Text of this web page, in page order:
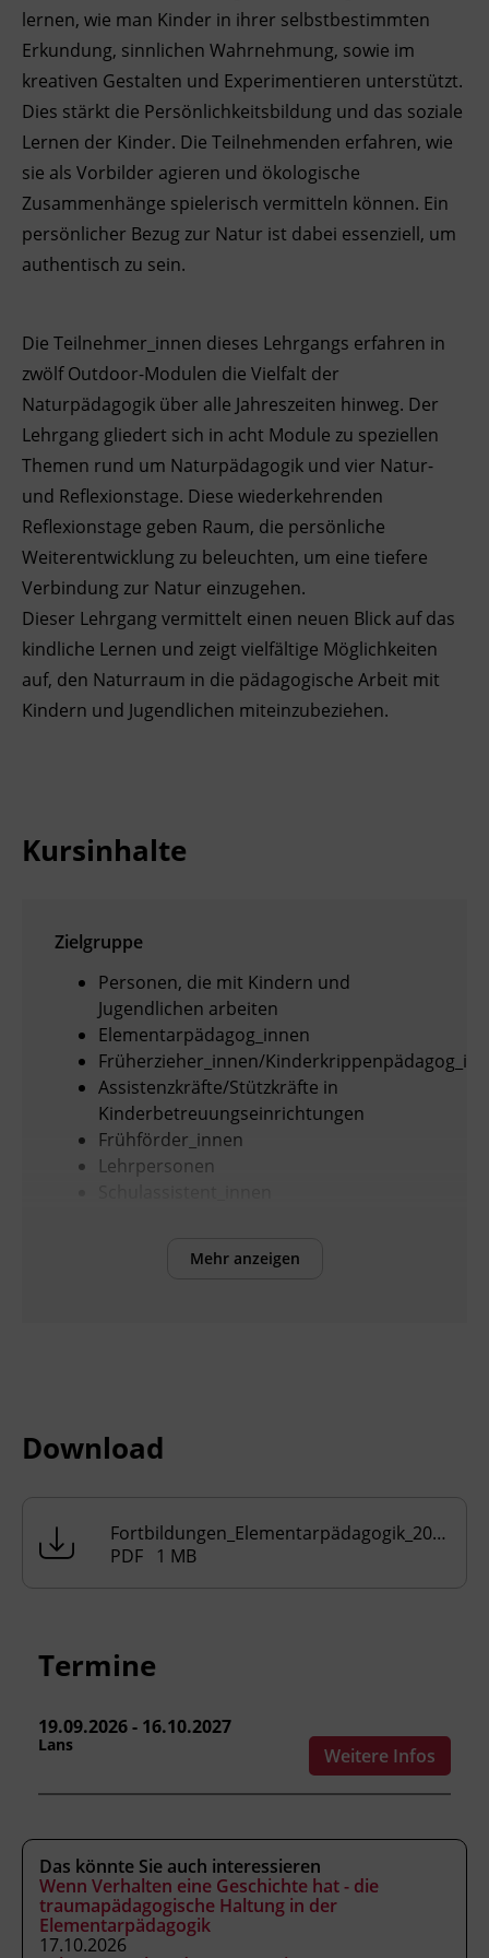
Ingenieurzertifizierung
Deutsch und Integration
Akademisches Studienzentrum
Digitales Lernen
BFI Reutte
BFI Schwaz
lernen, wie man Kinder in ihrer selbstbestimmten
Erkundung, sinnlichen Wahrnehmung, sowie im
kreativen Gestalten und Experimentieren unterstützt.
Dies stärkt die Persönlichkeitsbildung und das soziale
Lernen der Kinder. Die Teilnehmenden erfahren, wie
sie als Vorbilder agieren und ökologische
Zusammenhänge spielerisch vermitteln können. Ein
persönlicher Bezug zur Natur ist dabei essenziell, um
authentisch zu sein.
Die Teilnehmer_innen dieses Lehrgangs erfahren in
zwölf Outdoor-Modulen die Vielfalt der
Naturpädagogik über alle Jahreszeiten hinweg. Der
Lehrgang gliedert sich in acht Module zu speziellen
Themen rund um Naturpädagogik und vier Natur-
und Reflexionstage. Diese wiederkehrenden
Reflexionstage geben Raum, die persönliche
Weiterentwicklung zu beleuchten, um eine tiefere
Verbindung zur Natur einzugehen.
Dieser Lehrgang vermittelt einen neuen Blick auf das
kindliche Lernen und zeigt vielfältige Möglichkeiten
auf, den Naturraum in die pädagogische Arbeit mit
Kindern und Jugendlichen miteinzubeziehen.
Kursinhalte
Zielgruppe
Personen, die mit Kindern und
Jugendlichen arbeiten
Elementarpädagog_innen
Früherzieher_innen/
Assistenzkräfte/Stützkräfte in
Kinderbetreuungseinrichtungen
Frühförder_innen
Lehrpersonen
Interessierte
Grundlagen der Naturpädagogik -
Kernroutinen: Sitzplatz, Vogelsprache,
erstellen
Rituale im Jahreskreis
Kräuter- und Pflanzenkunde
Psyche und Immunsystem
Räume - natürliche Welten
Kursformat
Präsenzunterricht
Mehr anzeigen
Download
Fortbildungen_Elementarpädagogik_2024_2025.pdf
PDF 1 MB
Termine
19.09.2026 - 16.10.2027
Lans Weitere Infos
Das könnte Sie auch interessieren
Wenn Verhalten eine Geschichte hat - die
traumapädagogische Haltung in der
Elementarpädagogik
17.10.2026